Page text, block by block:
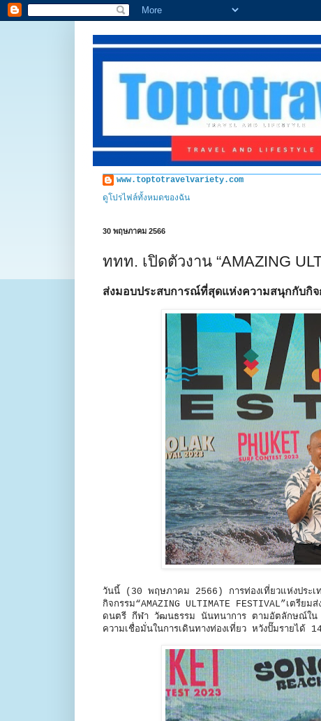
www.toptotravelvariety.com
ดูโปรไฟล์ทั้งหมดของฉัน
30 พฤษภาคม 2566
ททท. เปิดตัวงาน “AMAZING
ส่งมอบประสบการณ์ที่สุดแห่งความสนุกกับกิ
วันนี้ (30 พฤษภาคม 2566) การท่องเที่ยวแห่งประ
กิจกรรม“AMAZING ULTIMATE FESTIVAL”เตรีย
ดนตรี กีฬา วัฒนธรรม นันทนาการ ตามอัตลักษณ์ใน
ความเชื่อมั่นในการเดินทางท่องเที่ยว หวังปั๊มรายได้